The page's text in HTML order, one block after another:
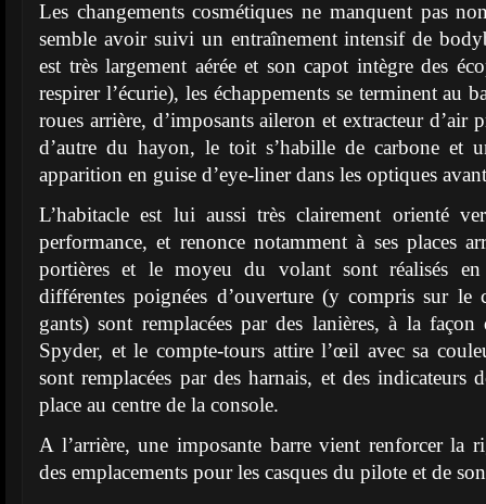
Les changements cosmétiques ne manquent pas
semble avoir suivi un entraînement intensif de
est très largement aérée et son capot intègre des
respirer l’écurie), les échappements se terminent au
roues arrière, d’imposants aileron et extracteur d’air
d’autre du hayon, le toit s’habille de carbone et
apparition en guise d’eye-liner dans les optiques
L’habitacle est lui aussi très clairement orienté
performance, et renonce notamment à ses places
portières et le moyeu du volant sont réalisés
différentes poignées d’ouverture (y compris sur le
gants) sont remplacées par des lanières, à la façon
Spyder, et le compte-tours attire l’œil avec sa
sont remplacées par des harnais, et des indicateurs
place au centre de la console.
A l’arrière, une imposante barre vient renforcer la
des emplacements pour les casques du pilote et de